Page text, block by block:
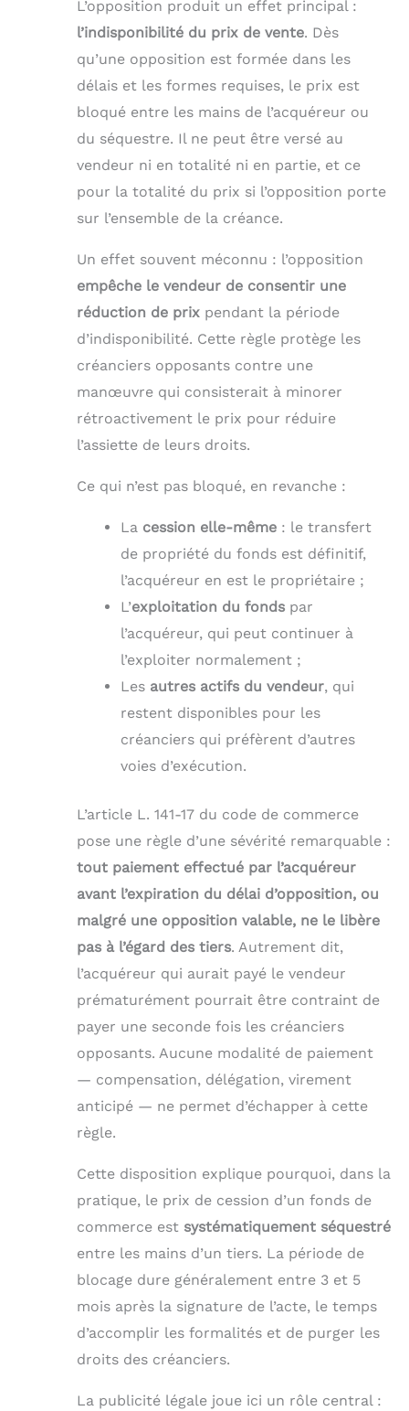
L’opposition produit un effet principal :
l’indisponibilité du prix de vente. Dès
qu’une opposition est formée dans les
délais et les formes requises, le prix est
bloqué entre les mains de l’acquéreur ou
du séquestre. Il ne peut être versé au
vendeur ni en totalité ni en partie, et ce
pour la totalité du prix si l’opposition porte
sur l’ensemble de la créance.
Un effet souvent méconnu : l’opposition
empêche le vendeur de consentir une
réduction de prix pendant la période
d’indisponibilité. Cette règle protège les
créanciers opposants contre une
manœuvre qui consisterait à minorer
rétroactivement le prix pour réduire
l’assiette de leurs droits.
Ce qui n’est pas bloqué, en revanche :
La cession elle-même : le transfert
de propriété du fonds est définitif,
l’acquéreur en est le propriétaire ;
L’exploitation du fonds par
l’acquéreur, qui peut continuer à
l’exploiter normalement ;
Les autres actifs du vendeur, qui
restent disponibles pour les
créanciers qui préfèrent d’autres
voies d’exécution.
L’article L. 141-17 du code de commerce
pose une règle d’une sévérité remarquable :
tout paiement effectué par l’acquéreur
avant l’expiration du délai d’opposition, ou
malgré une opposition valable, ne le libère
pas à l’égard des tiers. Autrement dit,
l’acquéreur qui aurait payé le vendeur
prématurément pourrait être contraint de
payer une seconde fois les créanciers
opposants. Aucune modalité de paiement
— compensation, délégation, virement
anticipé — ne permet d’échapper à cette
règle.
Cette disposition explique pourquoi, dans la
pratique, le prix de cession d’un fonds de
commerce est systématiquement séquestré
entre les mains d’un tiers. La période de
blocage dure généralement entre 3 et 5
mois après la signature de l’acte, le temps
d’accomplir les formalités et de purger les
droits des créanciers.
La publicité légale joue ici un rôle central :